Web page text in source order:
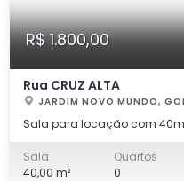
R$ 1.800,00
Rua CRUZ ALTA
JARDIM NOVO MUNDO,
Sala para locação com
Sala
40,00 m²
Quartos
0